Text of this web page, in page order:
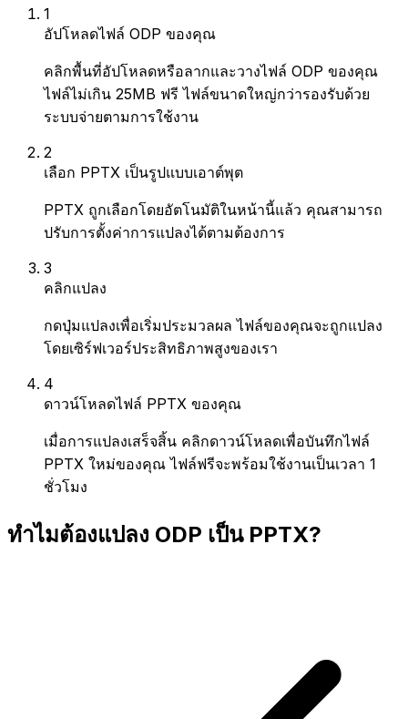
1
อัปโหลดไฟล์ ODP ของคุณ
คลิกพื้นที่อัปโหลดหรือลากและวางไฟล์ ODP ของคุณ
ไฟล์ไม่เกิน 25MB ฟรี ไฟล์ขนาดใหญ่กว่ารองรับด้วย
ระบบจ่ายตามการใช้งาน
2
เลือก PPTX เป็นรูปแบบเอาต์พุต
PPTX ถูกเลือกโดยอัตโนมัติในหน้านี้แล้ว คุณสามารถ
ปรับการตั้งค่าการแปลงได้ตามต้องการ
3
คลิกแปลง
กดปุ่มแปลงเพื่อเริ่มประมวลผล ไฟล์ของคุณจะถูกแปลง
โดยเซิร์ฟเวอร์ประสิทธิภาพสูงของเรา
4
ดาวน์โหลดไฟล์ PPTX ของคุณ
เมื่อการแปลงเสร็จสิ้น คลิกดาวน์โหลดเพื่อบันทึกไฟล์
PPTX ใหม่ของคุณ ไฟล์ฟรีจะพร้อมใช้งานเป็นเวลา 1
ชั่วโมง
ทำไมต้องแปลง ODP เป็น PPTX?